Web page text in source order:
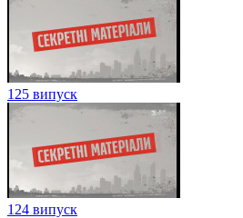
125 випуск
124 випуск